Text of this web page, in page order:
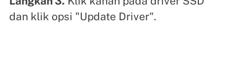
dan klik opsi "Update Driver".